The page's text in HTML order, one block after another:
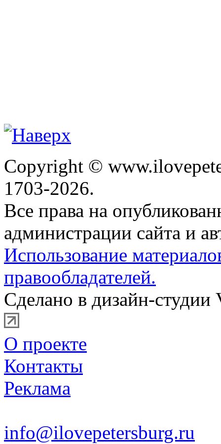
Copyright ©
1703-2026.
Все права на
администрации сайта и
Использование
правообладателей.
Сделано в дизайн-студии
О проекте
Контакты
Реклама
info@ilovepetersburg.ru